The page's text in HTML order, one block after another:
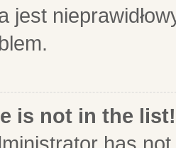
jest
is not in the list!